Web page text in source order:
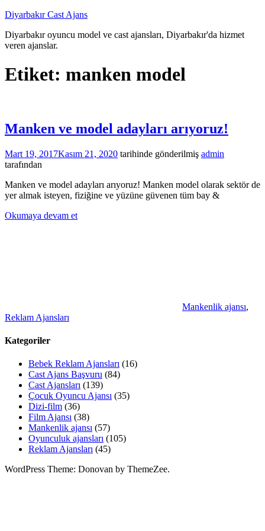
İçeriğe
Diyarbakır Cast Ajans
Diyarbakır oyuncu model ve cast ajansları, Diyarbakır'da hizmet
veren ajanslar.
Etiket: manken model
Manken ve model adayları arıyoruz!
Mart 19, 2017Kasım 21, 2020 tarihinde gönderilmiş admin
tarafından
Manken ve model adayları arıyoruz! Manken model olarak sektör de
yer almak isteyen, fiziğine ve yüzüne güvenen tüm bay &
Okumaya devam et
Mankenlik ajansı,
Reklam Ajansları
Kategoriler
Bebek Reklam Ajansları (16)
Cast Ajans Başvuru (84)
Cast Ajansları (139)
Çocuk Oyuncu Ajansı (35)
Dizi-film (36)
Film Ajansı (38)
Mankenlik ajansı (57)
Oyunculuk ajansları (105)
Reklam Ajansları (45)
WordPress Theme: Donovan by ThemeZee.